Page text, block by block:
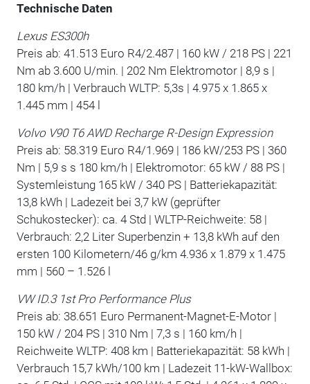
Technische Daten
Lexus ES300h
Preis ab: 41.513 Euro R4/2.487 | 160 kW / 218 PS | 221
Nm ab 3.600 U/min. | 202 Nm Elektromotor | 8,9 s |
180 km/h | Verbrauch WLTP: 5,3s | 4.975 x 1.865 x
1.445 mm | 454 l
Volvo V90 T6 AWD Recharge R-Design Expression
Preis ab: 58.319 Euro R4/1.969 | 186 kW/253 PS | 360
Nm | 5,9 s s 180 km/h | Elektromotor: 65 kW / 88 PS |
Systemleistung 165 kW / 340 PS | Batteriekapazität:
13,8 kWh | Ladezeit bei 3,7 kW (geprüfter
Schukostecker): ca. 4 Std | WLTP-Reichweite: 58 |
Verbrauch: 2,2 Liter Superbenzin + 13,8 kWh auf den
ersten 100 Kilometern/46 g/km 4.936 x 1.879 x 1.475
mm | 560 – 1.526 l
VW ID.3 1st Pro Performance Plus
Preis ab: 38.651 Euro Permanent-Magnet-E-Motor |
150 kW / 204 PS | 310 Nm | 7,3 s | 160 km/h |
Reichweite WLTP: 408 km | Batteriekapazität: 58 kWh |
Verbrauch 15,7 kWh/100 km | Ladezeit 11-kW-Wallbox: